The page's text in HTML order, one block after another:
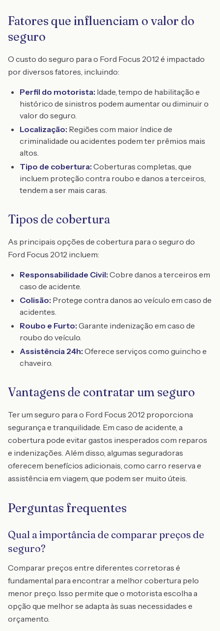
Fatores que influenciam o valor do
seguro
O custo do seguro para o Ford Focus 2012 é impactado
por diversos fatores, incluindo:
Perfil do motorista: Idade, tempo de habilitação e
histórico de sinistros podem aumentar ou diminuir o
valor do seguro.
Localização: Regiões com maior índice de
criminalidade ou acidentes podem ter prêmios mais
altos.
Tipo de cobertura: Coberturas completas, que
incluem proteção contra roubo e danos a terceiros,
tendem a ser mais caras.
Tipos de cobertura
As principais opções de cobertura para o seguro do
Ford Focus 2012 incluem:
Responsabilidade Civil: Cobre danos a terceiros em
caso de acidente.
Colisão: Protege contra danos ao veículo em caso de
acidentes.
Roubo e Furto: Garante indenização em caso de
roubo do veículo.
Assistência 24h: Oferece serviços como guincho e
chaveiro.
Vantagens de contratar um seguro
Ter um seguro para o Ford Focus 2012 proporciona
segurança e tranquilidade. Em caso de acidente, a
cobertura pode evitar gastos inesperados com reparos
e indenizações. Além disso, algumas seguradoras
oferecem benefícios adicionais, como carro reserva e
assistência em viagem, que podem ser muito úteis.
Perguntas frequentes
Qual a importância de comparar preços de
seguro?
Comparar preços entre diferentes corretoras é
fundamental para encontrar a melhor cobertura pelo
menor preço. Isso permite que o motorista escolha a
opção que melhor se adapta às suas necessidades e
orçamento.